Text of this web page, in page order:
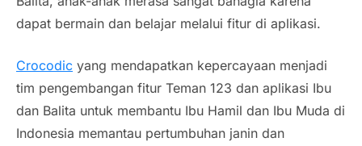
dapat bermain dan belajar melalui fitur di aplikasi.
Crocodic yang mendapatkan kepercayaan menjadi
tim pengembangan fitur Teman 123 dan aplikasi Ibu
dan Balita untuk membantu Ibu Hamil dan Ibu Muda di
Indonesia memantau pertumbuhan janin dan